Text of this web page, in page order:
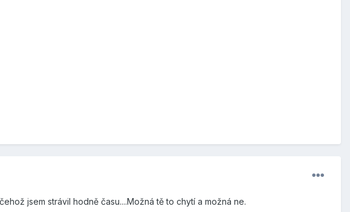
jsem strávil hodně času....Možná tě to chytí a možná ne.